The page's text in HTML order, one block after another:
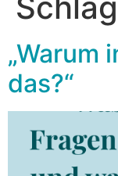
„Warum
das?“